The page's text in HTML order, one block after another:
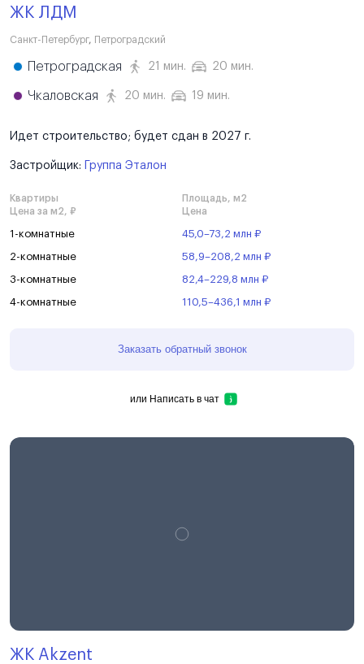
ЖК ЛДМ
Санкт-Петербург, Петроградский
Петроградская 21 мин. 20 мин.
Чкаловская 20 мин. 19 мин.
Идет строительство; будет сдан в 2027 г.
Застройщик: Группа Эталон
Квартиры
Площадь, м2
Цена за м2, ₽
Цена
1-комнатные 45,0–73,2 млн ₽
2-комнатные 58,9–208,2 млн ₽
3-комнатные 82,4–229,8 млн ₽
4-комнатные 110,5–436,1 млн ₽
Заказать обратный звонок
или Написать в чат
ЖК Akzent